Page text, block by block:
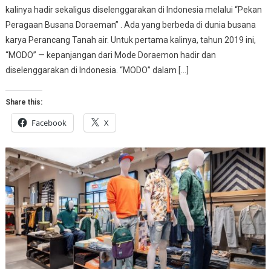
kalinya hadir sekaligus diselenggarakan di Indonesia melalui “Pekan
Peragaan Busana Doraeman” . Ada yang berbeda di dunia busana
karya Perancang Tanah air. Untuk pertama kalinya, tahun 2019 ini,
“MODO” — kepanjangan dari Mode Doraemon hadir dan
diselenggarakan di Indonesia. “MODO” dalam […]
Share this:
Facebook X